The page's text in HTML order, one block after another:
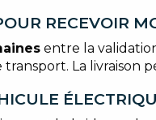
RECEVOIR
entre la
La livraison